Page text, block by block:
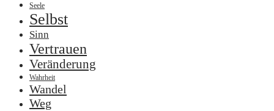
Seele
Selbst
Sinn
Vertrauen
Veränderung
Wahrheit
Wandel
Weg